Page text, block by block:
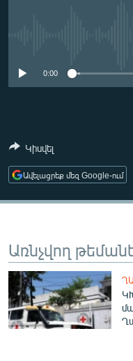
ՄԻՋԱԶԳԱՅԻՆ
ՄԵԿՆԱԲԱՆՈՒԹՅՈՒՆ
ՏՏ ԵՒ ԻՆՏԵՐՆԵՏ
ՏԵՍԱՆՅՈՒԹԵՐ
ԲԱՆԱՎԵՃ
ՁԳՏԵԼՈՎ
0:00
Կիսվել
Ավելացրեք մեզ Google-ում
Առնչվող